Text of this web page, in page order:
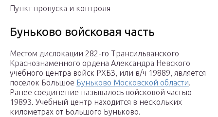
Пункт пропуска и контроля
Буньково войсковая часть
Местом дислокации 282-го Трансильванского
Краснознаменного ордена Александра Невского
учебного центра войск РХБЗ, или в/ч 19889, является
поселок Большое Буньково Московской области.
Ранее соединение называлось войсковой частью
19893. Учебный центр находится в нескольких
километрах от Большого Буньково.